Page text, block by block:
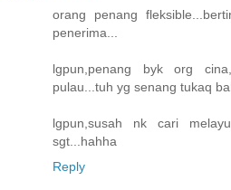
orang penang
penerima...
lgpun,penang byk org
pulau...tuh yg senang tukaq
lgpun,susah nk cari
sgt...hahha
Reply